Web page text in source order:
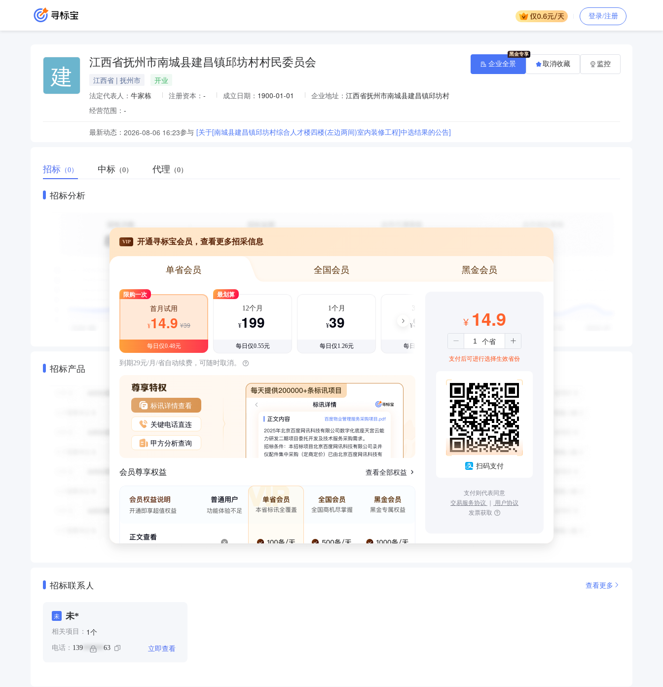
登录/注册
建 江西省抚州市南城县建昌镇邱坊村村民委员会
江西省 | 抚州市
开业
法定代表人： 牛家栋 注册资本： - 成立日期： 1900-01-01 企业地址： 江西省抚州市南城县建昌镇邱坊村
经营范围： -
最新动态： 2026-08-06 16:23参与 [关于[南城县建昌镇邱坊村综合人才楼四楼(左边两间)室内装修工程]中选结果的公告]
企业全景 取消收藏 监控
招标 （0） 中标 （0） 代理 （0）
招标分析
招标产品
VIP 开通寻标宝会员，查看更多招采信息
单省会员 全国会员 黑金会员
限购一次
首月试用
¥14.9 ¥39
每日仅0.48元
最划算
12个月
¥199
每日仅0.55元
1个月
¥39
每日仅1.26元
3个月
¥99
每日仅1.08元
到期29元/月/省自动续费，可随时取消。
标讯详情查看
关键电话直连
甲方分析查询
会员尊享权益 查看全部权益
¥ 14.9
支付后可进行选择生效省份
扫码支付
支付则代表同意
交易服务协议 ｜ 用户协议
发票获取
招标联系人 查看更多
未 未*
相关项目： 1个
电话： 139 ****** 63 立即查看